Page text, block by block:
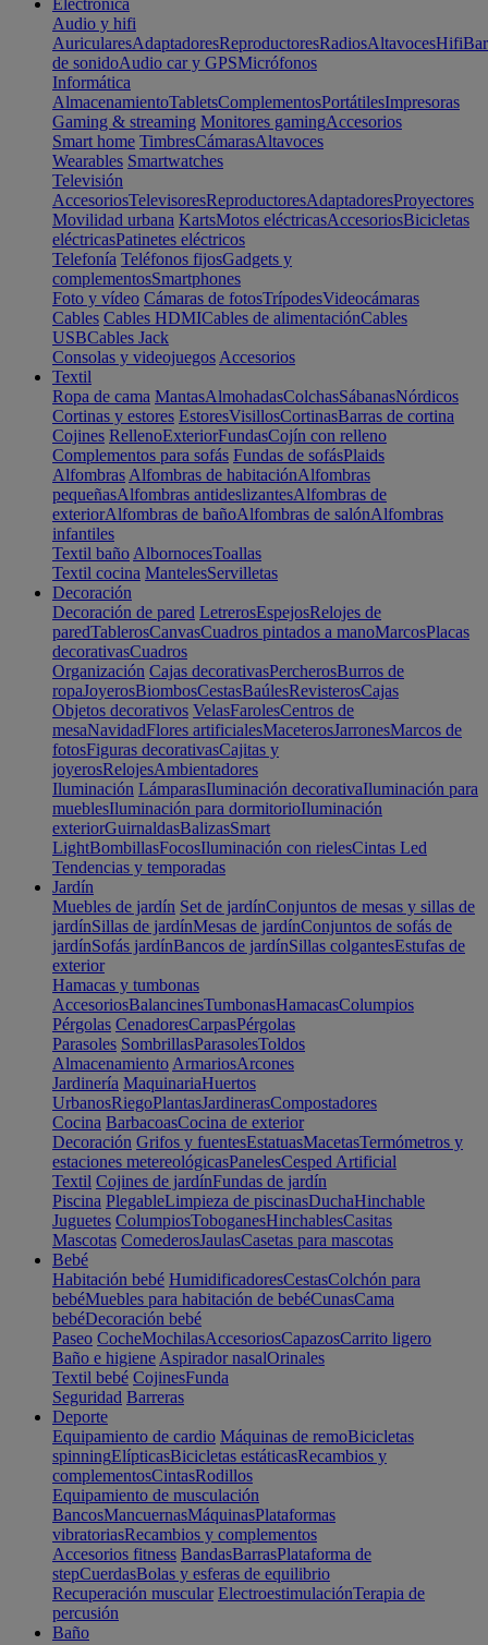
Electrónica
Audio y hifi
AuricularesAdaptadoresReproductoresRadiosAltavocesHifi
de sonidoAudio car y GPSMicrófonos
Informática
AlmacenamientoTabletsComplementosPortátilesImpresoras
Gaming & streaming Monitores gamingAccesorios
Smart home TimbresCámarasAltavoces
Wearables Smartwatches
Televisión
AccesoriosTelevisoresReproductoresAdaptadoresProyectores
Movilidad urbana KartsMotos eléctricasAccesoriosBicicletas
eléctricasPatinetes eléctricos
Telefonía Teléfonos fijosGadgets y
complementosSmartphones
Foto y vídeo Cámaras de fotosTrípodesVideocámaras
Cables Cables HDMICables de alimentaciónCables
USBCables Jack
Consolas y videojuegos Accesorios
Textil
Ropa de cama MantasAlmohadasColchasSábanasNórdicos
Cortinas y estores EstoresVisillosCortinasBarras de cortina
Cojines RellenoExteriorFundasCojín con relleno
Complementos para sofás Fundas de sofásPlaids
Alfombras Alfombras de habitaciónAlfombras
pequeñasAlfombras antideslizantesAlfombras de
exteriorAlfombras de bañoAlfombras de salónAlfombras
infantiles
Textil baño AlbornocesToallas
Textil cocina MantelesServilletas
Decoración
Decoración de pared LetrerosEspejosRelojes de
paredTablerosCanvasCuadros pintados a manoMarcosPlacas
decorativasCuadros
Organización Cajas decorativasPercherosBurros de
ropaJoyerosBiombosCestasBaúlesRevisterosCajas
Objetos decorativos VelasFarolesCentros de
mesaNavidadFlores artificialesMaceterosJarronesMarcos de
fotosFiguras decorativasCajitas y
joyerosRelojesAmbientadores
Iluminación LámparasIluminación decorativaIluminación para
mueblesIluminación para dormitorioIluminación
exteriorGuirnaldasBalizasSmart
LightBombillasFocosIluminación con rielesCintas Led
Tendencias y temporadas
Jardín
Muebles de jardín Set de jardínConjuntos de mesas y sillas de
jardínSillas de jardínMesas de jardínConjuntos de sofás de
jardínSofás jardínBancos de jardínSillas colgantesEstufas de
exterior
Hamacas y tumbonas
AccesoriosBalancinesTumbonasHamacasColumpios
Pérgolas CenadoresCarpasPérgolas
Parasoles SombrillasParasolesToldos
Almacenamiento ArmariosArcones
Jardinería MaquinariaHuertos
UrbanosRiegoPlantasJardinerasCompostadores
Cocina BarbacoasCocina de exterior
Decoración Grifos y fuentesEstatuasMacetasTermómetros y
estaciones metereológicasPanelesCesped Artificial
Textil Cojines de jardínFundas de jardín
Piscina PlegableLimpieza de piscinasDuchaHinchable
Juguetes ColumpiosToboganesHinchablesCasitas
Mascotas ComederosJaulasCasetas para mascotas
Bebé
Habitación bebé HumidificadoresCestasColchón para
bebéMuebles para habitación de bebéCunasCama
bebéDecoración bebé
Paseo CocheMochilasAccesoriosCapazosCarrito ligero
Baño e higiene Aspirador nasalOrinales
Textil bebé CojinesFunda
Seguridad Barreras
Deporte
Equipamiento de cardio Máquinas de remoBicicletas
spinningElípticasBicicletas estáticasRecambios y
complementosCintasRodillos
Equipamiento de musculación
BancosMancuernasMáquinasPlataformas
vibratoriasRecambios y complementos
Accesorios fitness BandasBarrasPlataforma de
stepCuerdasBolas y esferas de equilibrio
Recuperación muscular ElectroestimulaciónTerapia de
percusión
Baño